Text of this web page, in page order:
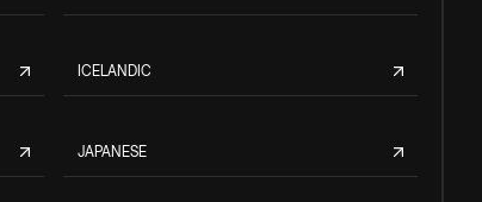
ICELANDIC
JAPANESE